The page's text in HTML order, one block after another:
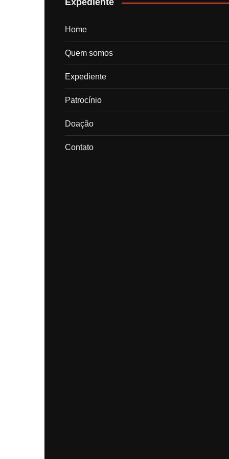
Expediente
Home
Quem somos
Expediente
Patrocínio
Doação
Contato